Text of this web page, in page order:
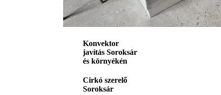
Konvektor
javítás Soroksár
és környékén
Cirkó szerelő
Soroksár